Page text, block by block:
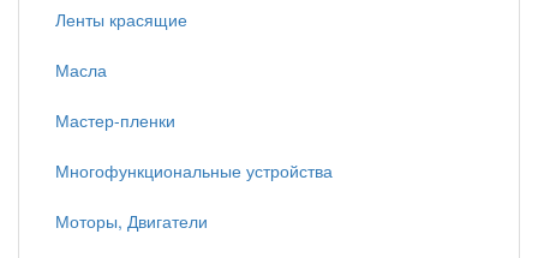
Ленты красящие
Масла
Мастер-пленки
Многофункциональные устройства
Моторы, Двигатели